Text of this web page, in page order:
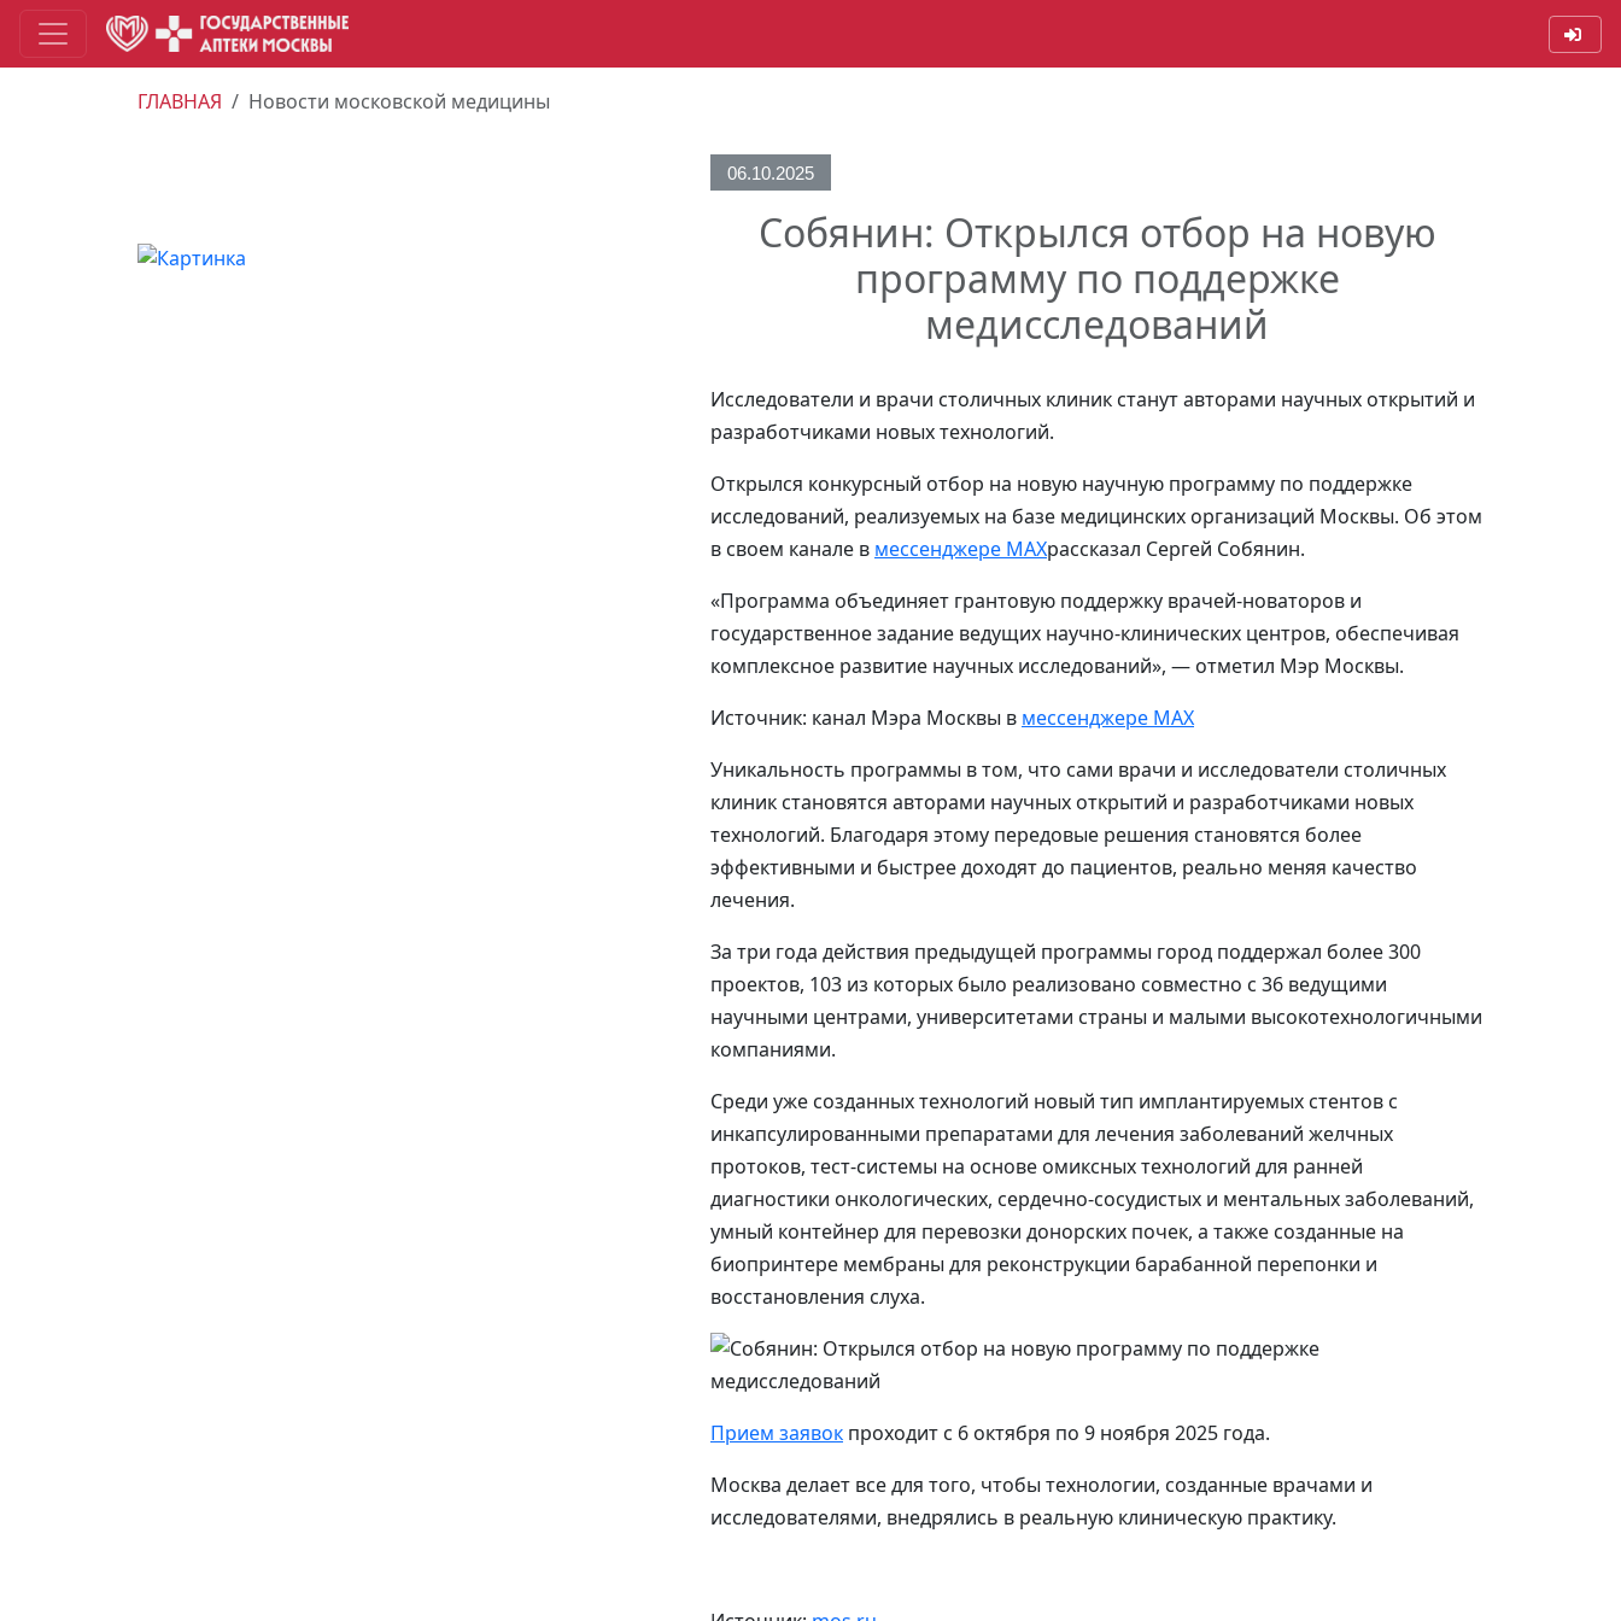
ГЛАВНАЯ Новости московской медицины
06.10.2025
Собянин: Открылся отбор на новую
программу по поддержке
медисследований
Исследователи и врачи столичных клиник станут авторами научных открытий и
разработчиками новых технологий.
Открылся конкурсный отбор на новую научную программу по поддержке
исследований, реализуемых на базе медицинских организаций Москвы. Об этом
в своем канале в мессенджере MAXрассказал Сергей Собянин.
«Программа объединяет грантовую поддержку врачей-новаторов и
государственное задание ведущих научно-клинических центров, обеспечивая
комплексное развитие научных исследований», — отметил Мэр Москвы.
Источник: канал Мэра Москвы в мессенджере MAX
Уникальность программы в том, что сами врачи и исследователи столичных
клиник становятся авторами научных открытий и разработчиками новых
технологий. Благодаря этому передовые решения становятся более
эффективными и быстрее доходят до пациентов, реально меняя качество
лечения.
За три года действия предыдущей программы город поддержал более 300
проектов, 103 из которых было реализовано совместно с 36 ведущими
научными центрами, университетами страны и малыми высокотехнологичными
компаниями.
Среди уже созданных технологий новый тип имплантируемых стентов с
инкапсулированными препаратами для лечения заболеваний желчных
протоков, тест-системы на основе омиксных технологий для ранней
диагностики онкологических, сердечно-сосудистых и ментальных заболеваний,
умный контейнер для перевозки донорских почек, а также созданные на
биопринтере мембраны для реконструкции барабанной перепонки и
восстановления слуха.
Прием заявок проходит с 6 октября по 9 ноября 2025 года.
Москва делает все для того, чтобы технологии, созданные врачами и
исследователями, внедрялись в реальную клиническую практику.